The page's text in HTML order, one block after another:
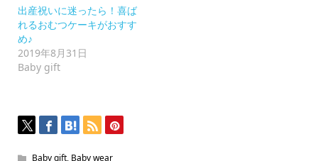
い
(新
し
ィ
ン
ド
ま
す)
出産祝いに迷ったら！喜ば
れるおむつケーキがおすす
め♪
2019年8月31日
Baby gift
Baby gift, Baby wear